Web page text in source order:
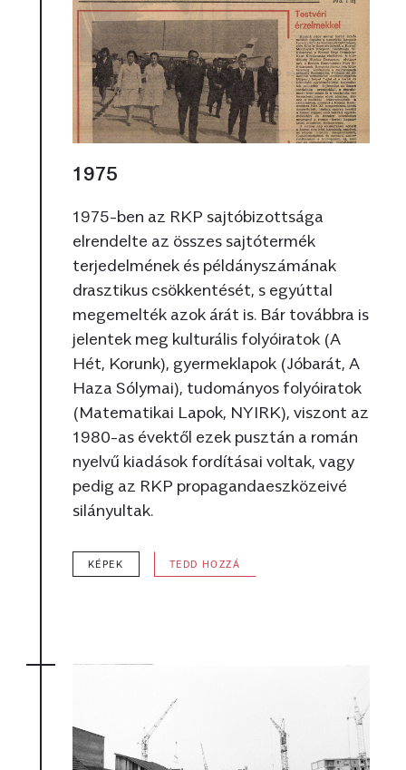
1975
1975-ben az RKP sajtóbizottsága
elrendelte az összes sajtótermék
terjedelmének és példányszámának
drasztikus csökkentését, s egyúttal
megemelték azok árát is. Bár továbbra is
jelentek meg kulturális folyóiratok (A
Hét, Korunk), gyermeklapok (Jóbarát, A
Haza Sólymai), tudományos folyóiratok
(Matematikai Lapok, NYIRK), viszont az
1980-as évektől ezek pusztán a román
nyelvű kiadások fordításai voltak, vagy
pedig az RKP propagandaeszközeivé
silányultak.
KÉPEK TEDD HOZZÁ